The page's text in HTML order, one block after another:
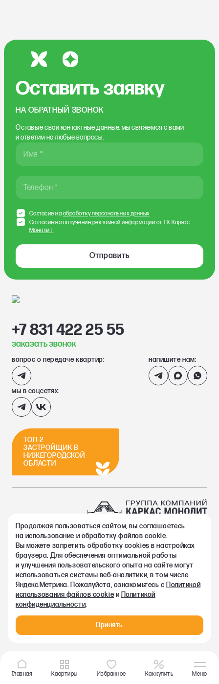
Оставить заявку
НА ОБРАТНЫЙ ЗВОНОК
Оставьте свои контактные данные, мы свяжемсяс вами
и ответим на любые вопросы.
Имя *
Телефон *
Отправить
Согласие на обработку персональных данных
Согласие на получение рекламной информации от ГК Каркас
Монолит
+7 831 422 25 55
заказать звонок
вопрос о передаче квартир: напишите нам:
мы в соцсетях:
ТОП-2
ЗАСТРОЙЩИК В
НИЖЕГОРОДСКОЙ
ОБЛАСТИ
2002-2026. Группа компаний Каркас Монолит
Политика конфиденциальности
Правовая информация
Согласие на обработку персональных данных
Согласие на получение рекламно-информационных материалов
Любая информация, представленная на данном сайте, носит
исключительно информационный характер и ни при каких
условиях не является публичной офертой, определяемой
Главная Квартиры Избранное Как купить Меню
Продолжая пользоваться сайтом, вы соглашаетесь
на использование и обработку файлов cookie.
Вы можете запретить обработку сookies в настройках
браузера. Для обеспечения оптимальной работы
и улучшения пользовательского опыта на сайте могут
использоваться системы веб-аналитики, в том числе
Яндекс.Метрика. Пожалуйста, ознакомьтесь с Политикой
использования файлов cookieи Политикой
конфиденциальности.
Принять